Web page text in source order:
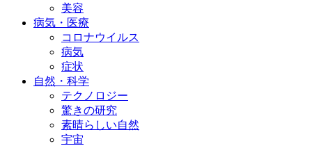
美容
病気・医療
コロナウイルス
病気
症状
自然・科学
テクノロジー
驚きの研究
素晴らしい自然
宇宙